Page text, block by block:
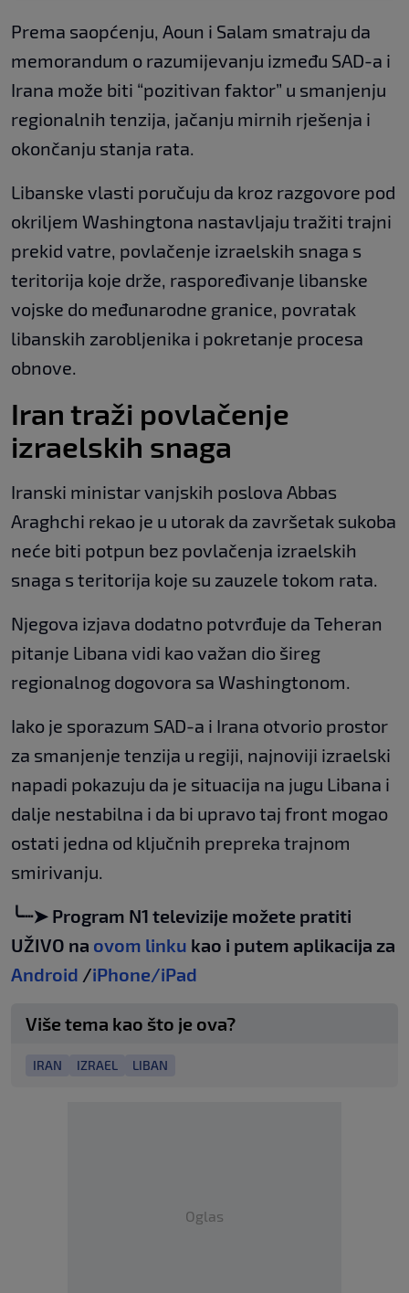
Prema saopćenju, Aoun i Salam smatraju da
memorandum o razumijevanju između SAD-a i
Irana može biti “pozitivan faktor” u smanjenju
regionalnih tenzija, jačanju mirnih rješenja i
okončanju stanja rata.
Libanske vlasti poručuju da kroz razgovore pod
okriljem Washingtona nastavljaju tražiti trajni
prekid vatre, povlačenje izraelskih snaga s
teritorija koje drže, raspoređivanje libanske
vojske do međunarodne granice, povratak
libanskih zarobljenika i pokretanje procesa
obnove.
Iran traži povlačenje
izraelskih snaga
Iranski ministar vanjskih poslova Abbas
Araghchi rekao je u utorak da završetak sukoba
neće biti potpun bez povlačenja izraelskih
snaga s teritorija koje su zauzele tokom rata.
Njegova izjava dodatno potvrđuje da Teheran
pitanje Libana vidi kao važan dio šireg
regionalnog dogovora sa Washingtonom.
Iako je sporazum SAD-a i Irana otvorio prostor
za smanjenje tenzija u regiji, najnoviji izraelski
napadi pokazuju da je situacija na jugu Libana i
dalje nestabilna i da bi upravo taj front mogao
ostati jedna od ključnih prepreka trajnom
smirivanju.
╰┈➤ Program N1 televizije možete pratiti
UŽIVO na ovom linku kao i putem aplikacija za
Android /iPhone/iPad
Više tema kao što je ova?
IRAN IZRAEL LIBAN
Oglas